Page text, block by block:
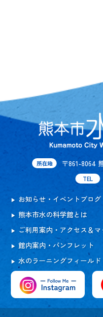
所在地 〒861-8064
TEL
お知らせ・イベントブログ
熊本市水の科学館とは
ご利用案内・アクセス＆マ
館内案内・パンフレット
水のラーニングフィールド